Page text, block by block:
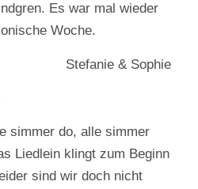
Es war mal wieder
Woche.
Stefanie & Sophie
simmer do, alle simmer
Liedlein klingt zum Beginn
sind wir doch nicht